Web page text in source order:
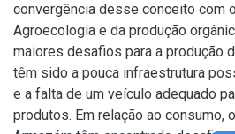
convergência desse conceito com
Agroecologia e da produção
maiores desafios para a produção
têm sido a pouca infraestrutura
e a falta de um veículo adequado
produtos. Em relação ao consumo,